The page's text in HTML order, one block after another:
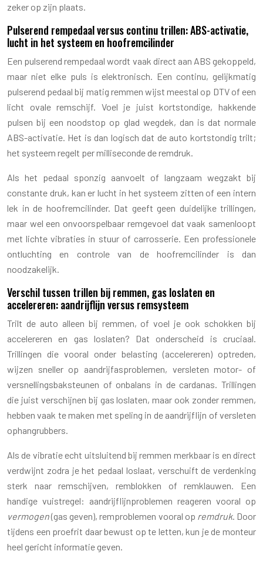
zeker op zijn plaats.
Pulserend rempedaal versus continu trillen: ABS-activatie,
lucht in het systeem en hoofremcilinder
Een pulserend rempedaal wordt vaak direct aan ABS gekoppeld,
maar niet elke puls is elektronisch. Een continu, gelijkmatig
pulserend pedaal bij matig remmen wijst meestal op DTV of een
licht ovale remschijf. Voel je juist kortstondige, hakkende
pulsen bij een noodstop op glad wegdek, dan is dat normale
ABS-activatie. Het is dan logisch dat de auto kortstondig trilt;
het systeem regelt per milliseconde de remdruk.
Als het pedaal sponzig aanvoelt of langzaam wegzakt bij
constante druk, kan er lucht in het systeem zitten of een intern
lek in de hoofremcilinder. Dat geeft geen duidelijke trillingen,
maar wel een onvoorspelbaar remgevoel dat vaak samenloopt
met lichte vibraties in stuur of carrosserie. Een professionele
ontluchting en controle van de hoofremcilinder is dan
noodzakelijk.
Verschil tussen trillen bij remmen, gas loslaten en
accelereren: aandrijflijn versus remsysteem
Trilt de auto alleen bij remmen, of voel je ook schokken bij
accelereren en gas loslaten? Dat onderscheid is cruciaal.
Trillingen die vooral onder belasting (accelereren) optreden,
wijzen sneller op aandrijfasproblemen, versleten motor- of
versnellingsbaksteunen of onbalans in de cardanas. Trillingen
die juist verschijnen bij gas loslaten, maar ook zonder remmen,
hebben vaak te maken met speling in de aandrijflijn of versleten
ophangrubbers.
Als de vibratie echt uitsluitend bij remmen merkbaar is en direct
verdwijnt zodra je het pedaal loslaat, verschuift de verdenking
sterk naar remschijven, remblokken of remklauwen. Een
handige vuistregel: aandrijflijnproblemen reageren vooral op
vermogen(gas geven), remproblemen vooral op remdruk. Door
tijdens een proefrit daar bewust op te letten, kun je de monteur
heel gericht informatie geven.